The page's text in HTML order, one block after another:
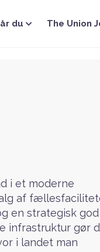
du The Union
i et moderne
af
en strategisk god
infrastruktur gør
i landet man